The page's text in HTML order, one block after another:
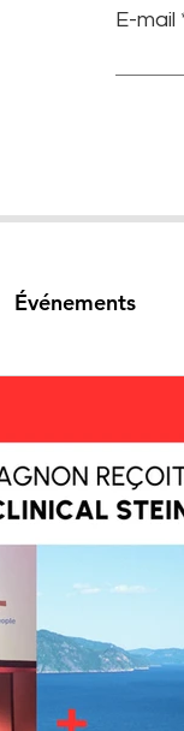
E-mail
Événements
Publications